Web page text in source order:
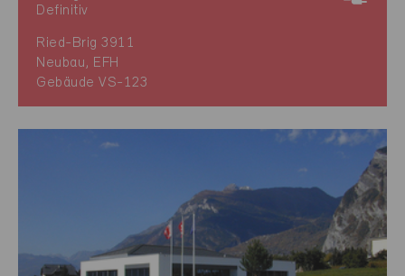
Definitiv
Ried-Brig 3911
Neubau, EFH
Gebäude VS-123